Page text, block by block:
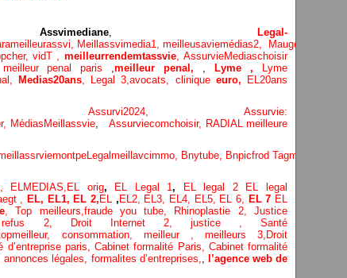
,
Legal-
Meillassvimedia1, meilleusaviemédias2, Maugepodecep,
vidT , meilleurrendemtassvie,AssurvieMediaschoisir
meilleur penal paris ,meilleur penal, , Lyme ,
Lyme
Medias20ans, Legal 3,avocats, clinique euro,
EL20ans
, Assurvi2024,Assurvie:
Médias Meillassvie,Assurviecomchoisir, RADIAL meilleure
Legalmeillavcimmo, Bnytube, Bnpicfrod
ELMEDIAS, EL orig, EL Legal 1, EL legal 2
EL legal
, EL, EL1, EL 2, EL, EL2, EL3, EL4, EL5, EL 6, EL 7 EL
, Top meilleurs,fraude you tube, Rhinoplastie 2,Justice
refus 2, Droit Internet 2, justice, Santé
consommation, meilleur , meilleurs 3, Droit
d’entreprise paris, Cabinet formalité Paris, Cabinet formalité
annonces légales, formalites d’entreprises,, l’agence web de